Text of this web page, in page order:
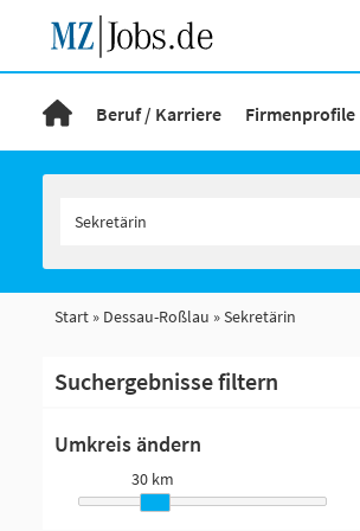
Beruf / Karriere Firmenprofile
Start Dessau-Roßlau Sekretärin
Suchergebnisse filtern
Umkreis ändern
30 km